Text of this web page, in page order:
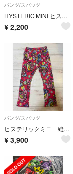
パンツ/スパッツ
HYSTERIC MINI ヒステリックミニ パンツ（その他） 120cm 紺 【古着】【中古】【送料無料】
¥ 2,200
パンツ/スパッツ
ヒステリックミニ 総柄レギンス size100前後
¥ 3,900